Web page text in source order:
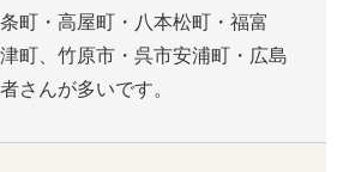
町・高屋町・八本松町・福富
町、竹原市・呉市安浦町・広島
さんが多いです。